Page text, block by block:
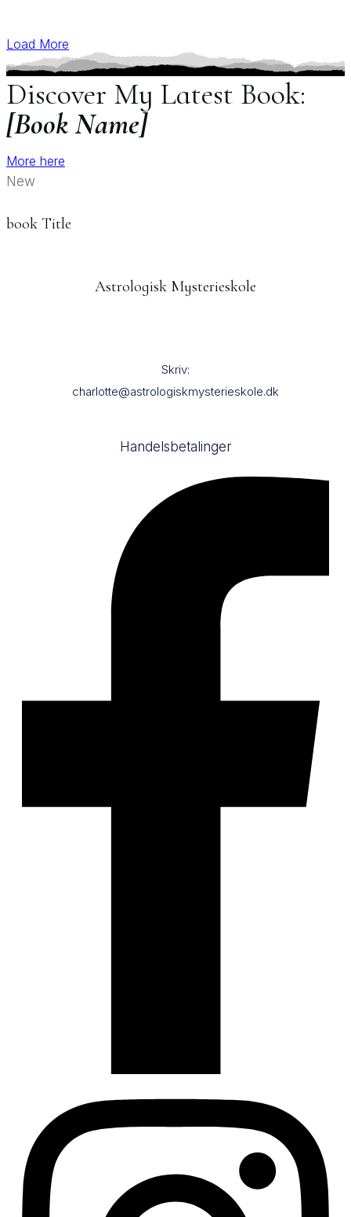
Load More
Discover My Latest Book:
[Book Name]
More here
New
book Title
Astrologisk Mysterieskole
Skriv:
charlotte@astrologiskmysterieskole.dk
Handelsbetalinger